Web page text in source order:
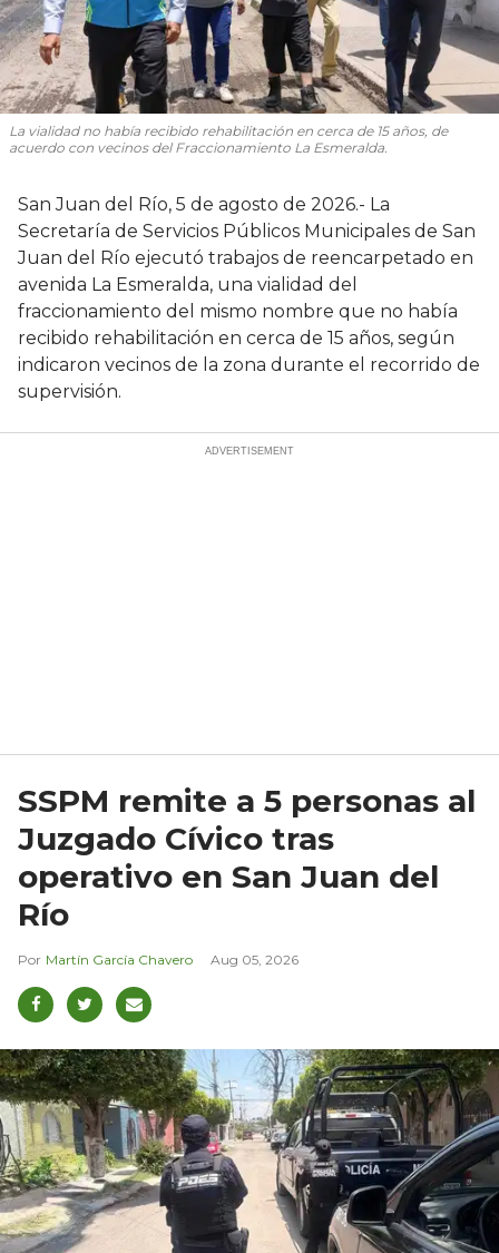
La vialidad no había recibido rehabilitación en cerca de 15 años, de
acuerdo con vecinos del Fraccionamiento La Esmeralda.
San Juan del Río, 5 de agosto de 2026.- La
Secretaría de Servicios Públicos Municipales de San
Juan del Río ejecutó trabajos de reencarpetado en
avenida La Esmeralda, una vialidad del
fraccionamiento del mismo nombre que no había
recibido rehabilitación en cerca de 15 años, según
indicaron vecinos de la zona durante el recorrido de
supervisión.
SSPM remite a 5 personas al
Juzgado Cívico tras
operativo en San Juan del
Río
Martín García Chavero Aug 05, 2026